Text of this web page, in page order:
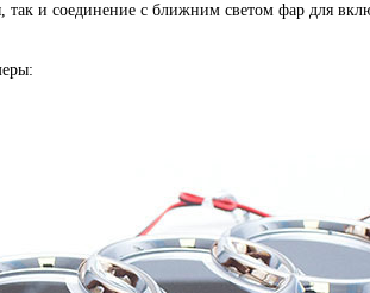
так и соединение с ближним светом фар для